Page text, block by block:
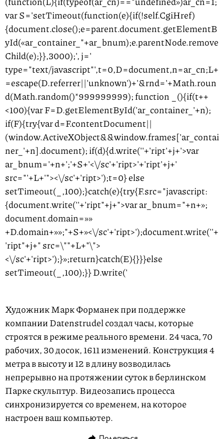
var S='setTimeout(function(e){if(!self.CgiHref)
{document.close();e=parent.document.getElementB
yId(«ar_container_"+ar_bnum);e.parentNode.remove
Child(e);}},3000);', j='
type="text/javascript"',t=0,D=document,n=ar_cn;L+
=escape(D.referrer||'unknown')+'&rnd='+Math.roun
d(Math.random()*999999999); function _(){if(t++
<100){var F=D.getElementById('ar_container_'+n);
if(F){try{var d=F.contentDocument||
(window.ActiveXObject&&window.frames['ar_contai
ner_'+n].document); if(d){d.write(''+'ript'+j+'>var
ar_bnum='+n+';'+S+'<\/sc'+'ript>'+'ript'+j+'
src="'+L+'"><\/sc'+'ript>');t=0} else
setTimeout(_,100);}catch(e){try{F.src="javascript:
{document.write(''+'ript"+j+">var ar_bnum="+n+»;
document.domain=»»
+D.domain+»»;"+S+»<\/sc'+'ript>');document.write(''+
'ript"+j+" src=\""+L+"\">
<\/sc'+'ript>');}»;return}catch(E){}}}else
setTimeout(_,100);}} D.write('
Художник Марк Форманек при поддержке
компании Datenstrudel создал часы, которые
строятся в режиме реального времени. 24 часа, 70
рабочих, 30 досок, 1611 изменений. Конструкция 4
метра в высоту и 12 в длину возводилась
непрерывно на протяжении суток в берлинском
Парке скульптур. Видеозапись процесса
синхронизируется со временем, на которое
настроен ваш компьютер.